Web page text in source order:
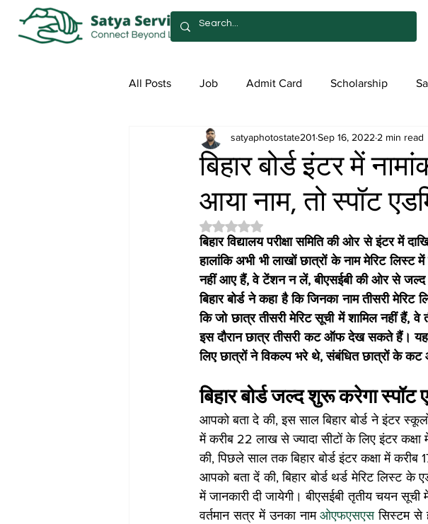
All Posts Job Admit Card Scholarship
Admission Satya Services
बिहार बोर्ड इंटर में
आया नाम, तो स्पॉट
satyaphotostate201 Sep 16, 2022 2 min read
Rated NaN out of 5 stars.
बिहार विद्यालय परीक्षा समिति की ओर से इंटर में
हालांकि अभी भी लाखों छात्रों के नाम मेरिट लिस्ट
नहीं आए हैं, वे टेंशन न लें, बीएसईबी की ओर से जल्द
बिहार बोर्ड ने कहा है कि जिनका नाम तीसरी
कि जो छात्र तीसरी मेरिट सूची में शामिल नहीं हैं,
इस दौरान छात्र तीसरी कट ऑफ देख सकते हैं।
लिए छात्रों ने विकल्प भरे थे, संबंधित छात्रों के
बिहार बोर्ड जल्द शुरू करेगा स्पॉट
आपको बता दे की, इस साल बिहार बोर्ड ने इंटर
में करीब 22 लाख से ज्यादा सीटों के लिए इंटर
की, पिछले साल तक बिहार बोर्ड इंटर कक्षा में करीब
आपको बता दें की, बिहार बोर्ड थर्ड मेरिट लिस्ट
में जानकारी दी जायेगी। बीएसईबी तृतीय चयन
वर्तमान सत्र में उनका नाम ओएफएसएस सिस्टम से